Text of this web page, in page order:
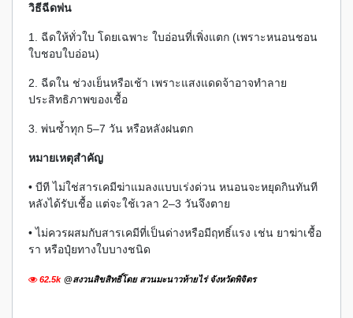
วิธีฉีดพ่น
1. ฉีดให้ทั่วใบ โดยเฉพาะ ใบอ่อนที่เพิ่งแตก (เพราะหนอนชอน
ใบชอบใบอ่อน)
2. ฉีดใน ช่วงเย็นหรือเช้า เพราะแสงแดดจ้าอาจทำลาย
ประสิทธิภาพของเชื้อ
3. พ่นซ้ำทุก 5–7 วัน หรือหลังฝนตก
หมายเหตุสำคัญ
• บีที ไม่ใช่สารเคมีฆ่าแมลงแบบเร่งด่วน หนอนจะหยุดกินทันที
หลังได้รับเชื้อ แต่จะใช้เวลา 2–3 วันจึงตาย
• ไม่ควรผสมกับสารเคมีที่เป็นด่างหรือมีฤทธิ์แรง เช่น ยาฆ่าเชื้อ
รา หรือปุ๋ยทางใบบางชนิด
62.5k @สงวนสิขสิทธิ์โดย สวนมะนาวท้ายไร่ จังหวัดพิจิตร